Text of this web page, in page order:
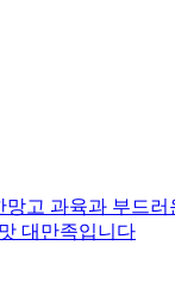
고 과육과 부드
대만족입니다